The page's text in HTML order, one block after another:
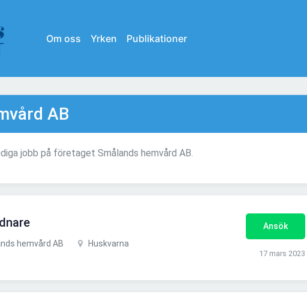
Om oss Yrken Publikationer
AB
jobb på företaget Smålands hemvård AB.
hemvård AB Huskvarna
Ansök
17 mars 2023